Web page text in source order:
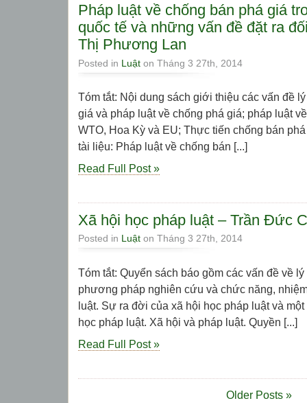
Pháp luật về chống bán phá giá
quốc tế và những vấn đề đặt ra
Thị Phương Lan
Posted in Luật on Tháng 3 27th, 2014
Tóm tắt: Nội dung sách giới thiệu các vấn đề
giá và pháp luật về chống phá giá; pháp luật
WTO, Hoa Kỳ và EU; Thực tiến chống bán
tài liệu: Pháp luật về chống bán [...]
Read Full Post »
Xã hội học pháp luật – Trần Đức
Posted in Luật on Tháng 3 27th, 2014
Tóm tắt: Quyển sách báo gồm các vấn đề về
phương pháp nghiên cứu và chức năng,
luật. Sự ra đời của xã hội học pháp luật và
học pháp luật. Xã hội và pháp luật. Quyền [...]
Read Full Post »
Older Posts »